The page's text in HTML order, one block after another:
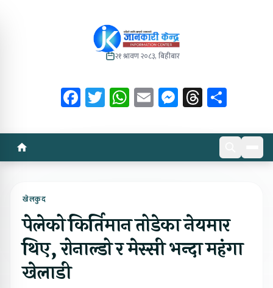
२१ श्रावण २०८३, बिहीबार
Facebook
Twitter
WhatsApp
EmailMessenger
Threads
खेलकुद
पेलेको किर्तिमान तोडेका नेयमार
थिए, रोनाल्डो र मेस्सी भन्दा महंगा
खेलाडी